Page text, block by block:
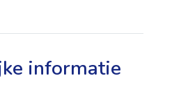
informatie